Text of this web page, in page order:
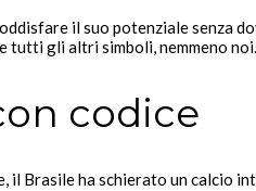
il suo potenziale senza
tutti gli altri simboli, nemmeno noi.
codice
il Brasile ha schierato un calcio